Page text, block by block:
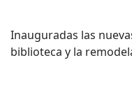
Inauguradas las
biblioteca y la